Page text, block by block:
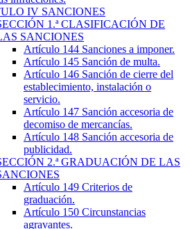
IV SANCIONES
1.ªCLASIFICACIÓN DE
SANCIONES
Artículo 144 Sanciones a imponer.
Artículo 145 Sanción de multa.
Artículo 146 Sanción de cierre del
establecimiento, instalación o
servicio.
Artículo 147 Sanción accesoria de
decomiso de mercancías.
Artículo 148 Sanción accesoria de
publicidad.
2.ªGRADUACIÓN DE LAS
Artículo 149 Criterios de
graduación.
Artículo 150 Circunstancias
agravantes.